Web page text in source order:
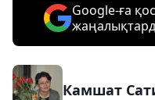
Google-ға
Камшат